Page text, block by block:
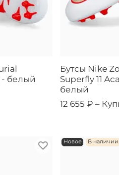
- белый
Бутсы Nike
Superfly 11
белый
12 655 ₽ –
Новое В наличии